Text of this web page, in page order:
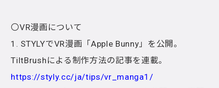
〇VR漫画について
1. STYLYでVR漫画「Apple Bunny」を公開。
TiltBrushによる制作方法の記事を連載。
https://styly.cc/ja/tips/vr_manga1/